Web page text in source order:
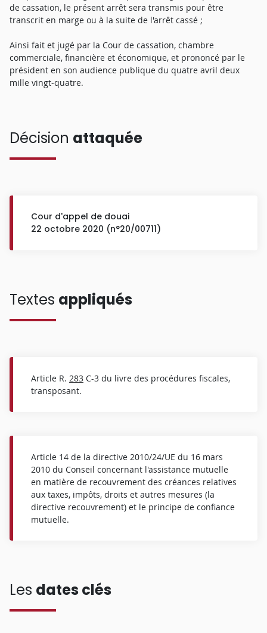
de cassation, le présent arrêt sera transmis pour être
transcrit en marge ou à la suite de l'arrêt cassé ;
Ainsi fait et jugé par la Cour de cassation, chambre
commerciale, financière et économique, et prononcé par le
président en son audience publique du quatre avril deux
mille vingt-quatre.
Décision attaquée
Cour d'appel de douai
22 octobre 2020 (n°20/00711)
Textes appliqués
Article R. 283 C-3 du livre des procédures fiscales,
transposant.
Article 14 de la directive 2010/24/UE du 16 mars
2010 du Conseil concernant l'assistance mutuelle
en matière de recouvrement des créances relatives
aux taxes, impôts, droits et autres mesures (la
directive recouvrement) et le principe de confiance
mutuelle.
Les dates clés